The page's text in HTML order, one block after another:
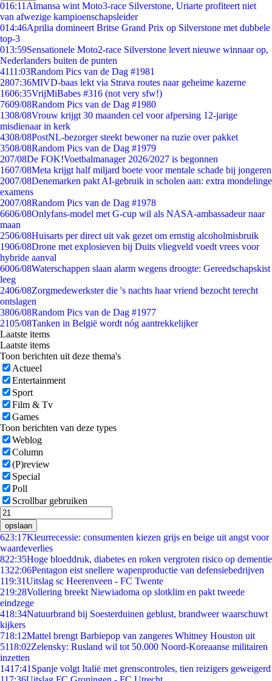
016:11 Almansa wint Moto3-race Silverstone, Uriarte profiteert niet
van afwezige kampioenschapsleider
014:46Aprilia domineert Britse Grand Prix op Silverstone met dubbele
top-3
013:59Sensationele Moto2-race Silverstone levert nieuwe winnaar op,
Nederlanders buiten de punten
4111:03Random Pics van de Dag #1981
2807:36MIVD-baas lekt via Strava routes naar geheime kazerne
1606:35VrijMiBabes #316 (not very sfw!)
7609/08Random Pics van de Dag #1980
1308/08Vrouw krijgt 30 maanden cel voor afpersing 12-jarige
misdienaar in kerk
4308/08PostNL-bezorger steekt bewoner na ruzie over pakket
3508/08Random Pics van de Dag #1979
207/08De FOK!Voetbalmanager 2026/2027 is begonnen
1607/08Meta krijgt half miljard boete voor mentale schade bij jongeren
2007/08Denemarken pakt AI-gebruik in scholen aan: extra mondelinge
examens
2007/08Random Pics van de Dag #1978
6606/08Onlyfans-model met G-cup wil als NASA-ambassadeur naar
maan
2506/08Huisarts per direct uit vak gezet om ernstig alcoholmisbruik
1906/08Drone met explosieven bij Duits vliegveld voedt vrees voor
hybride aanval
6006/08Waterschappen slaan alarm wegens droogte: Gereedschapskist
leeg
2406/08Zorgmedewerkster die 's nachts haar vriend bezocht terecht
ontslagen
3806/08Random Pics van de Dag #1977
2105/08Tanken in België wordt nóg aantrekkelijker
Laatste items
Laatste items
Toon berichten uit deze thema's
Actueel
Entertainment
Sport
Film & Tv
Games
Toon berichten van deze types
Weblog
Column
(P)review
Special
Poll
Scrollbar gebruiken
opslaan
623:17Kleurrecessie: consumenten kiezen grijs en beige uit angst voor
waardeverlies
822:35Hoge bloeddruk, diabetes en roken vergroten risico op dementie
1322:06Pentagon eist snellere wapenproductie van defensiebedrijven
119:31Uitslag sc Heerenveen - FC Twente
219:28Vollering breekt Niewiadoma op slotklim en pakt tweede
eindzege
418:34Natuurbrand bij Soesterduinen geblust, brandweer waarschuwt
kijkers
718:12Mattel brengt Barbiepop van zangeres Whitney Houston uit
5118:02Zelensky: Rusland wil tot 50.000 Noord-Koreaanse militairen
inzetten
1417:41 Spanje volgt Italië met grenscontroles, tien reizigers geweigerd